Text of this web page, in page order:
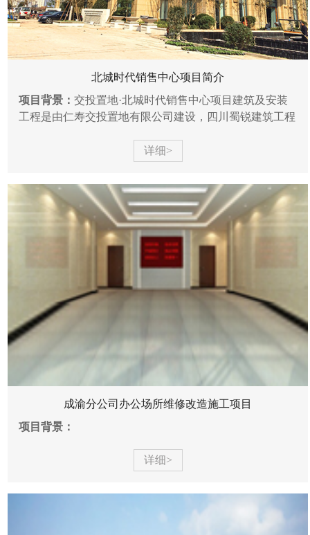
北城时代销售中心项目简介
项目背景：交投置地·北城时代销售中心项目建筑及安装
工程是由仁寿交投置地有限公司建设，四川蜀锐建筑工程
详细>
成渝分公司办公场所维修改造施工项目
项目背景：
详细>